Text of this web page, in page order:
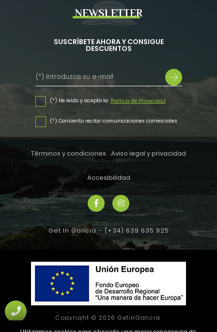
NEWSLETTER
SUSCRÍBETE AHORA Y CONSIGUE
DESCUENTOS
(*) He leído y acepto la Política de Privacidad
(*) Consiento recibir comunicaciones comerciales
Términos y condiciones Aviso legal y privacidad
Accesibilidad
Get In Galicia - (+34) 639 635 925
Copyright © 2026 GetinGalicia.